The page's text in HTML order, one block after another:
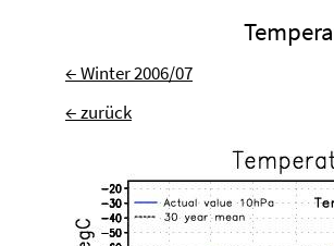
← Winter 2006/07
← zurück